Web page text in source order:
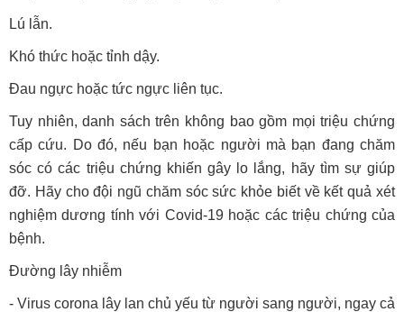
Lú lẫn.
Khó thức hoặc tỉnh dậy.
Đau ngực hoặc tức ngực liên tục.
Tuy nhiên, danh sách trên không bao gồm mọi triệu chứng
cấp cứu. Do đó, nếu bạn hoặc người mà bạn đang chăm
sóc có các triệu chứng khiến gây lo lắng, hãy tìm sự giúp
đỡ. Hãy cho đội ngũ chăm sóc sức khỏe biết về kết quả xét
nghiệm dương tính với Covid-19 hoặc các triệu chứng của
bệnh.
Đường lây nhiễm
- Virus corona lây lan chủ yếu từ người sang người, ngay cả